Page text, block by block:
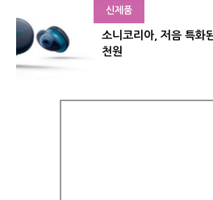
신제품
소니코리아, 저음 특화
천원